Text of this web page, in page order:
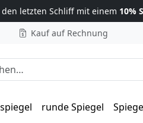
den letzten Schliff mit einem 10%
Kauf auf Rechnung
runde Spiegel